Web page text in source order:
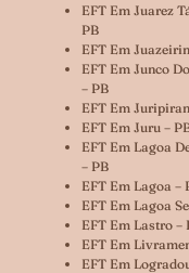
EFT Em Juarez
PB
EFT Em
EFT Em Junco
– PB
EFT Em
EFT Em Juru –
EFT Em Lagoa
– PB
EFT Em Lagoa –
EFT Em Lagoa
EFT Em Lastro –
EFT Em
EFT Em